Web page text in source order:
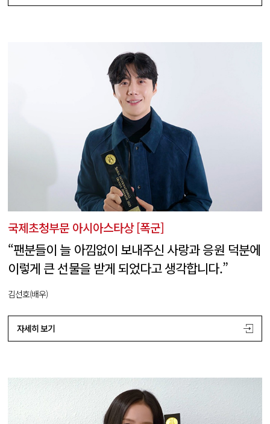
국제초청부문 아시아스타상 [폭군]
“팬분들이 늘 아낌없이 보내주신 사랑과 응원 덕분에
이렇게 큰 선물을 받게 되었다고 생각합니다.”
김선호(배우)
자세히 보기